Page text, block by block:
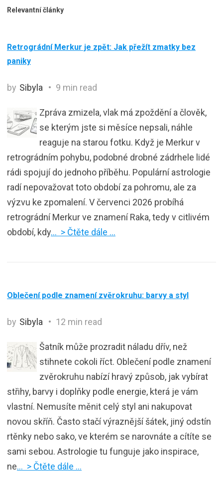
Relevantní články
Retrográdní Merkur je zpět: Jak přežít zmatky bez
paniky
by Sibyla 9 min read
Zpráva zmizela, vlak má zpoždění a člověk,
se kterým jste si měsíce nepsali, náhle
reaguje na starou fotku. Když je Merkur v
retrográdním pohybu, podobné drobné zádrhele lidé
rádi spojují do jednoho příběhu. Populární astrologie
radí nepovažovat toto období za pohromu, ale za
výzvu ke zpomalení. V červenci 2026 probíhá
retrográdní Merkur ve znamení Raka, tedy v citlivém
období, kdy… > Čtěte dále …
Oblečení podle znamení zvěrokruhu: barvy a styl
by Sibyla 12 min read
Šatník může prozradit náladu dřív, než
stihnete cokoli říct. Oblečení podle znamení
zvěrokruhu nabízí hravý způsob, jak vybírat
střihy, barvy i doplňky podle energie, která je vám
vlastní. Nemusíte měnit celý styl ani nakupovat
novou skříň. Často stačí výraznější šátek, jiný odstín
rtěnky nebo sako, ve kterém se narovnáte a cítíte se
sami sebou. Astrologie tu funguje jako inspirace,
ne… > Čtěte dále …